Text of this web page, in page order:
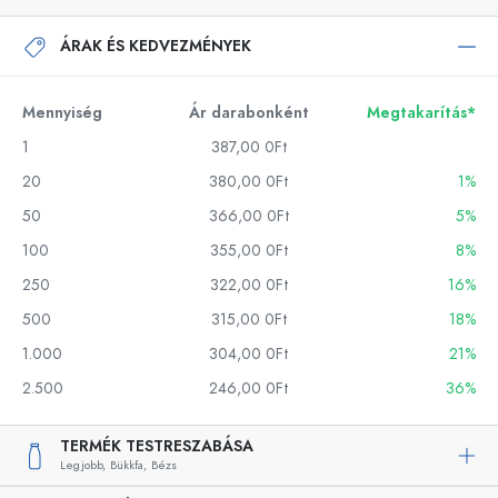
ÁRAK ÉS KEDVEZMÉNYEK
Mennyiség Ár darabonként
Megtakarítás*
1
387,00 0Ft
20
380,00 0Ft
1%
50
366,00 0Ft
5%
100
355,00 0Ft
8%
250
322,00 0Ft
16%
500
315,00 0Ft
18%
1.000
304,00 0Ft
21%
2.500
246,00 0Ft 36%
TERMÉK TESTRESZABÁSA
Legjobb, Bükkfa, Bézs